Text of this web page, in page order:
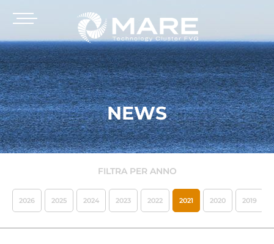
NEWS
FILTRA PER ANNO
2026 2025 2024 2023 2022 2021 2020 2019